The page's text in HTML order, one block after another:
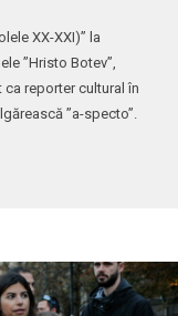
XX-XXI)” la
”Hristo Botev”,
ca reporter cultural în
”a-specto”.